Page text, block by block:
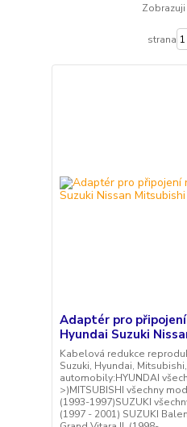
strana
Adaptér pro
Hyundai Suzuki
Kabelová redukce
Suzuki, Hyundai,
automobily:HYUNDAI
>)MITSUBISHI všechny
(1993-1997)SUZUKI
(1997 - 2001) SUZUKI